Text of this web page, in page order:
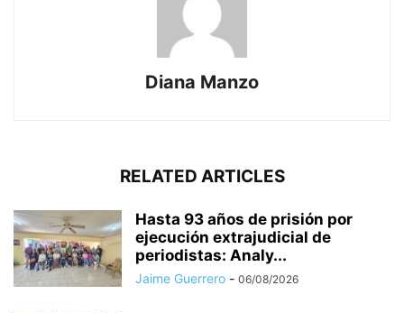
Diana Manzo
RELATED ARTICLES
Hasta 93 años de prisión por
ejecución extrajudicial de
periodistas: Analy...
Jaime Guerrero - 06/08/2026